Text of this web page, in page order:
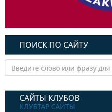
ПОИСК ПО САЙТУ
САЙТЫ КЛУБОВ
КЛУБТАР САЙТЫ